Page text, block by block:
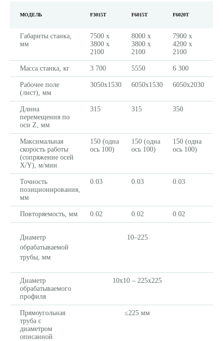
МОДЕЛЬ F3015T F6015T F6020T
Габариты станка,
мм
7500 x
3800 x
2100
8000 x
3800 x
2100
7900 x
4200 x
2100
Масса станка, кг 3 700 5550 6 300
Рабочее поле
(лист), мм
3050x1530 6050x1530 6050x2030
Длина
перемещения по
оси Z, мм
315 315 350
Максимальная
скорость работы
(сопряжение осей
X/Y), м/мин
150 (одна
ось 100)
150 (одна
ось 100)
150 (одна
ось 100)
Точность
позиционирования,
мм
0.03 0.03 0.03
Повторяемость, мм 0.02 0.02 0.02
Диаметр
обрабатываемой
трубы, мм
10–225
Диаметр
обрабатываемого
профиля
10х10 – 225х225
Прямоугольная
труба с
диаметром
описанной
≤225 мм